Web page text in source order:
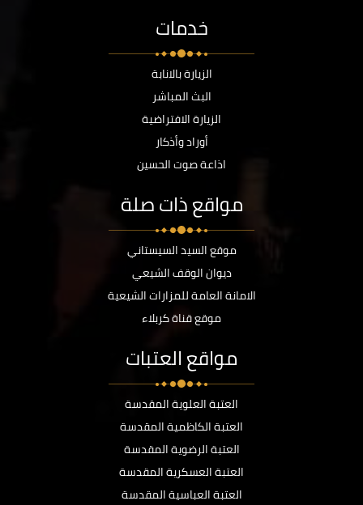
خدمات
الزيارة بالانابة
البث المباشر
الزيارة الافتراضية
أوراد وأذكار
اذاعة صوت الحسين
مواقع ذات صلة
موقع السيد السيستاني
ديوان الوقف الشيعي
الامانة العامة للمزارات الشيعية
موقع قناة كربلاء
مواقع العتبات
العتبة العلوية المقدسة
العتبة الكاظمية المقدسة
العتبة الرضوية المقدسة
العتبة العسكرية المقدسة
العتبة العباسية المقدسة